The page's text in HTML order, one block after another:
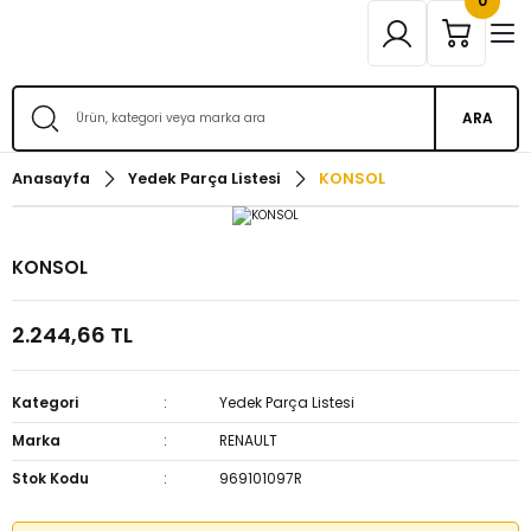
ARA
Anasayfa Yedek Parça Listesi KONSOL
KONSOL
2.244,66 TL
Kategori
Yedek Parça Listesi
Marka
RENAULT
Stok Kodu
969101097R